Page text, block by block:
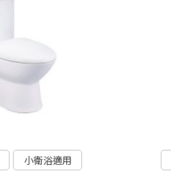
小衛浴適用